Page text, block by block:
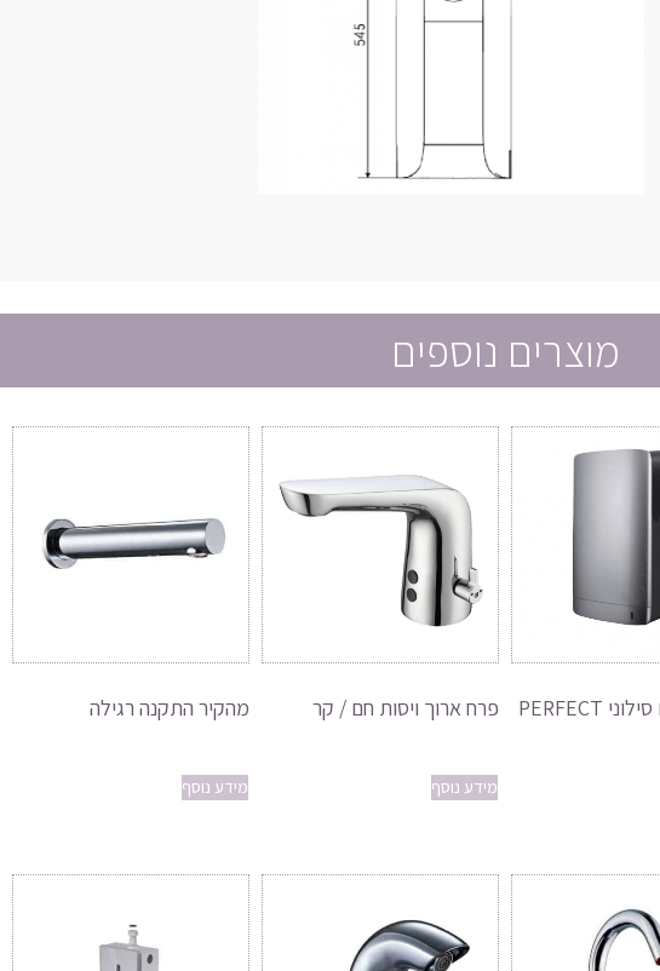
מוצרים נוספים
מייבש ידיים סילוני PERFECT
פרח ארוך ויסות חם / קר
מידע נוסף
מהקיר התקנה רגילה
מידע נוסף